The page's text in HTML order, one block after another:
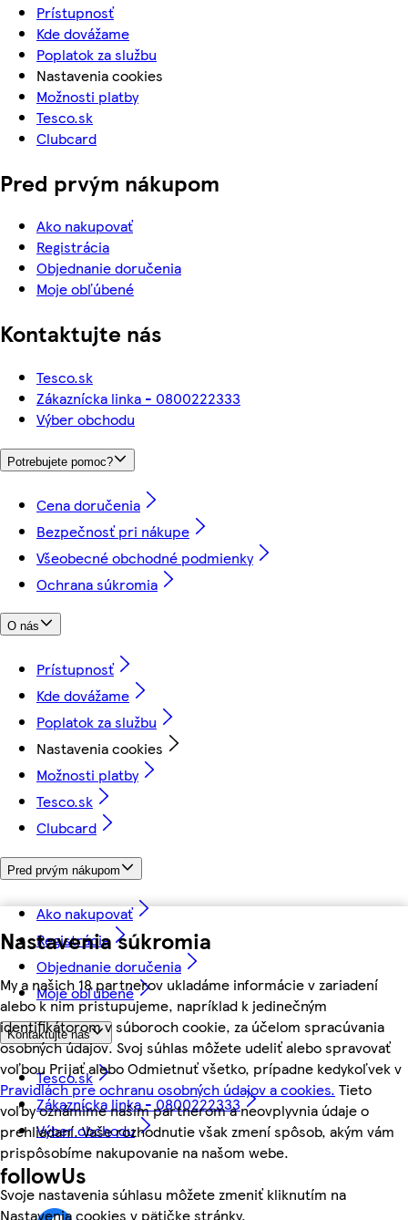
Nastavenia súkromia
My a našich 18 partnerov ukladáme informácie v zariadení
alebo k nim pristupujeme, napríklad k jedinečným
identifikátorom v súboroch cookie, za účelom spracúvania
osobných údajov. Svoj súhlas môžete udeliť alebo spravovať
voľbou Prijať alebo Odmietnuť všetko, prípadne kedykoľvek v
Pravidlách pre ochranu osobných údajov a cookies. Tieto
voľby oznámime našim partnerom a neovplyvnia údaje o
prehliadaní. Vaše rozhodnutie však zmení spôsob, akým vám
prispôsobíme nakupovanie na našom webe.
Svoje nastavenia súhlasu môžete zmeniť kliknutím na
Nastavenia cookies v pätičke stránky.
Prístupnosť
Kde dovážame
Poplatok za službu
Nastavenia cookies
Možnosti platby
Tesco.sk
Clubcard
Pred prvým nákupom
Ako nakupovať
Registrácia
Objednanie doručenia
Moje obľúbené
Kontaktujte nás
Tesco.sk
Zákaznícka linka - 0800222333
Výber obchodu
Potrebujete pomoc?
Cena doručenia
Bezpečnosť pri nákupe
Všeobecné obchodné podmienky
Ochrana súkromia
O nás
Prístupnosť
Kde dovážame
Poplatok za službu
Nastavenia cookies
Možnosti platby
Tesco.sk
Clubcard
Pred prvým nákupom
Ako nakupovať
Registrácia
Objednanie doručenia
Moje obľúbené
Kontaktujte nás
Tesco.sk
Zákaznícka linka - 0800222333
Výber obchodu
followUs